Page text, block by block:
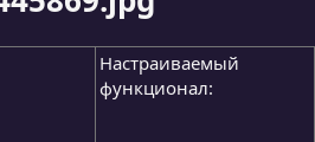
Настраиваемый
функционал: